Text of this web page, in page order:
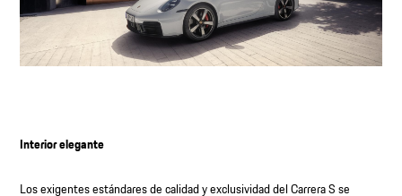
Interior elegante
Los exigentes estándares de calidad y exclusividad del Carrera S se